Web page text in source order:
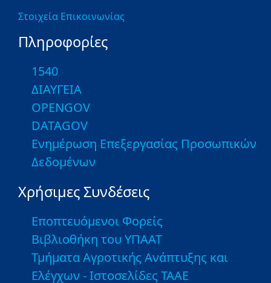
Στοιχεία Επικοινωνίας
Πληροφορίες
1540
ΔΙΑΥΓΕΙΑ
OPENGOV
DATAGOV
Ενημέρωση Επεξεργασίας Προσωπικών
Δεδομένων
Χρήσιμες Συνδέσεις
Εποπτευόμενοι Φορείς
Βιβλιοθήκη του ΥΠΑΑΤ
Τμήματα Αγροτικής Ανάπτυξης και
Ελέγχων - Ιστοσελίδες ΤΑΑΕ